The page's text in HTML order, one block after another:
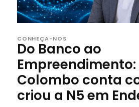
CONHEÇA-NOS
Do Banco ao
Colombo conta
criou a N5 em